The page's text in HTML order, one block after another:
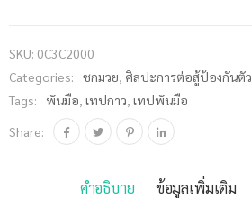
SKU: 0C3C2000
Categories:
ชกมวย, ศิลปะการต่อสู้ป้องกันตัว
Tags:
พันมือ, เทปกาว, เทปพันมือ
Share:
คำอธิบาย ข้อมูลเพิ่มเติม